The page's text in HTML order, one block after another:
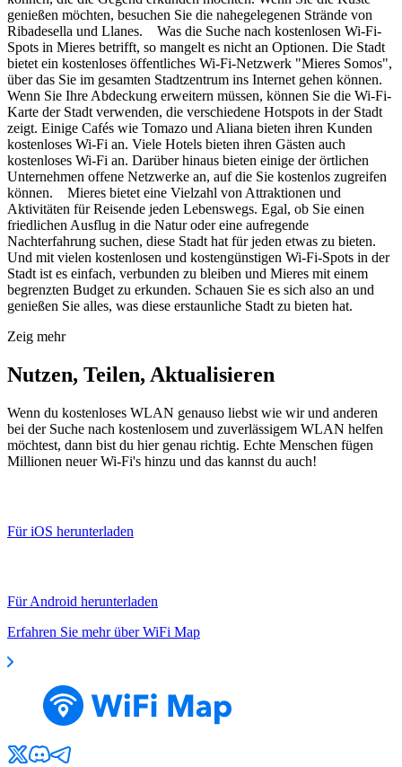
genießen möchten, besuchen Sie die nahegelegenen Strände von
Ribadesella und Llanes. Was die Suche nach kostenlosen Wi-Fi-
Spots in Mieres betrifft, so mangelt es nicht an Optionen. Die Stadt
bietet ein kostenloses öffentliches Wi-Fi-Netzwerk "Mieres Somos",
über das Sie im gesamten Stadtzentrum ins Internet gehen können.
Wenn Sie Ihre Abdeckung erweitern müssen, können Sie die Wi-Fi-
Karte der Stadt verwenden, die verschiedene Hotspots in der Stadt
zeigt. Einige Cafés wie Tomazo und Aliana bieten ihren Kunden
kostenloses Wi-Fi an. Viele Hotels bieten ihren Gästen auch
kostenloses Wi-Fi an. Darüber hinaus bieten einige der örtlichen
Unternehmen offene Netzwerke an, auf die Sie kostenlos zugreifen
können. Mieres bietet eine Vielzahl von Attraktionen und
Aktivitäten für Reisende jeden Lebenswegs. Egal, ob Sie einen
friedlichen Ausflug in die Natur oder eine aufregende
Nachterfahrung suchen, diese Stadt hat für jeden etwas zu bieten.
Und mit vielen kostenlosen und kostengünstigen Wi-Fi-Spots in der
Stadt ist es einfach, verbunden zu bleiben und Mieres mit einem
begrenzten Budget zu erkunden. Schauen Sie es sich also an und
genießen Sie alles, was diese erstaunliche Stadt zu bieten hat.
Zeig mehr
Nutzen, Teilen, Aktualisieren
Wenn du kostenloses WLAN genauso liebst wie wir und anderen
bei der Suche nach kostenlosem und zuverlässigem WLAN helfen
möchtest, dann bist du hier genau richtig. Echte Menschen fügen
Millionen neuer Wi-Fi's hinzu und das kannst du auch!
Für iOS herunterladen
Für Android herunterladen
Erfahren Sie mehr über WiFi Map